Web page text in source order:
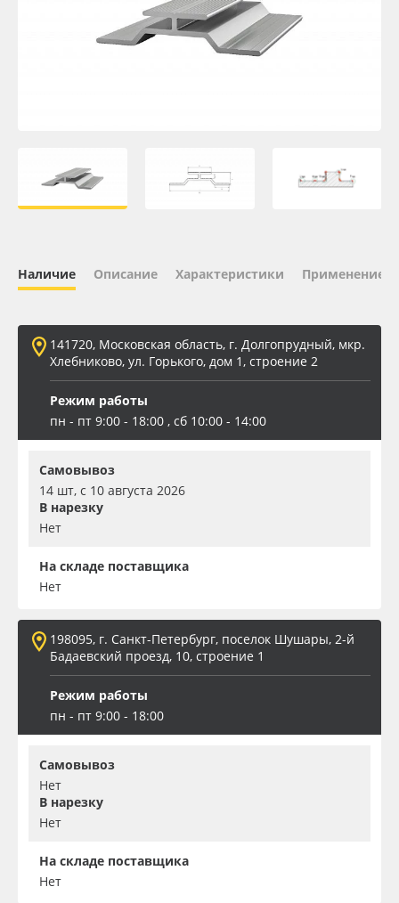
ПЭТ листовой
ПЭТ бэклит
Заготовки для сувениров
Наличие Описание Характеристики Применение
141720, Московская область, г. Долгопрудный, мкр.
Хлебниково, ул. Горького, дом 1, строение 2
Режим работы
пн - пт 9:00 - 18:00 , сб 10:00 - 14:00
Самовывоз
14 шт, с 10 августа 2026
В нарезку
Нет
На складе поставщика
Нет
198095, г. Санкт-Петербург, поселок Шушары, 2-й
Бадаевский проезд, 10, строение 1
Режим работы
пн - пт 9:00 - 18:00
Самовывоз
Нет
В нарезку
Нет
На складе поставщика
Нет